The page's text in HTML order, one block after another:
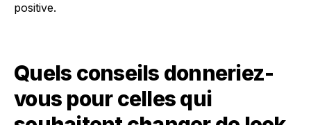
positive.
Quels conseils donneriez-
vous pour celles qui